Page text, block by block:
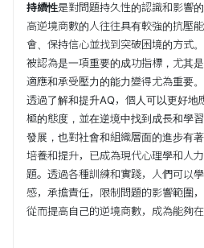
持續性是對問題持久性的認識和影響的
高逆境商數的人往往具有較強的抗壓
會、保持信心並找到突破困境的方式
被認為是一項重要的成功指標，尤其
適應和承受壓力的能力變得尤為重要。
透過了解和提升AQ，個人可以更好地
極的態度，並在逆境中找到成長和學
發展，也對社會和組織層面的進步有
培養和提升，已成為現代心理學和人
題。透過各種訓練和實踐，人們可以
感，承擔責任，限制問題的影響範圍
從而提高自己的逆境商數，成為能夠